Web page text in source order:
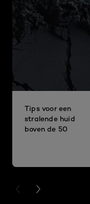
Tips voor een
stralende huid
boven de 50
PREVIOUS CARD
NEXT CARD